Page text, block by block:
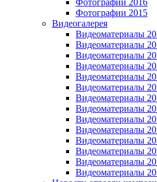
Фотографии 2016
Фотографии 2015
Видеогалерея
Видеоматериалы
Видеоматериалы
Видеоматериалы
Видеоматериалы
Видеоматериалы
Видеоматериалы
Видеоматериалы
Видеоматериалы
Видеоматериалы
Видеоматериалы
Видеоматериалы
Видеоматериалы
Видеоматериалы
Видеоматериалы